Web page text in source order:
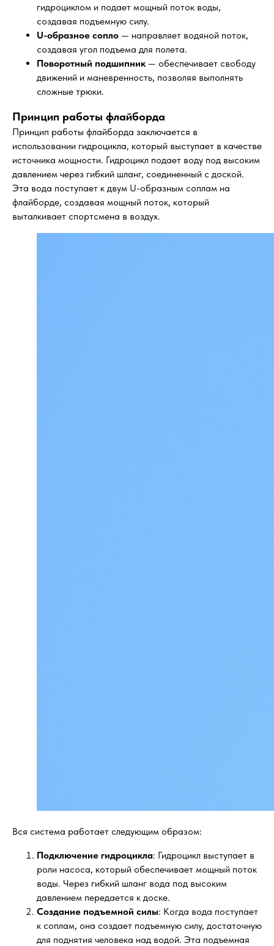
гидроциклом и подает мощный поток воды,
создавая подъемную силу.
U-образное сопло — направляет водяной поток,
создавая угол подъема для полета.
Поворотный подшипник — обеспечивает свободу
движений и маневренность, позволяя выполнять
сложные трюки.
Принцип работы флайборда
Принцип работы флайборда заключается в
использовании гидроцикла, который выступает в качестве
источника мощности. Гидроцикл подает воду под высоким
давлением через гибкий шланг, соединенный с доской.
Эта вода поступает к двум U-образным соплам на
флайборде, создавая мощный поток, который
выталкивает спортсмена в воздух.
Вся система работает следующим образом:
Подключение гидроцикла: Гидроцикл выступает в
роли насоса, который обеспечивает мощный поток
воды. Через гибкий шланг вода под высоким
давлением передается к доске.
Создание подъемной силы: Когда вода поступает
к соплам, она создает подъемную силу, достаточную
для поднятия человека над водой. Эта подъемная